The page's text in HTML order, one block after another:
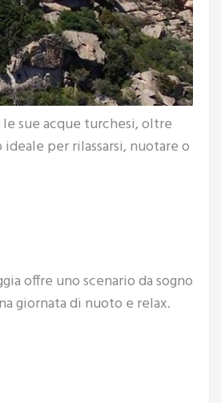
le sue acque turchesi, oltre
per rilassarsi, nuotare o
offre uno scenario da sogno
giornata di nuoto e relax.